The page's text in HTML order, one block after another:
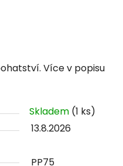
Více v popisu
Skladem (1 ks)
13.8.2026
PP75